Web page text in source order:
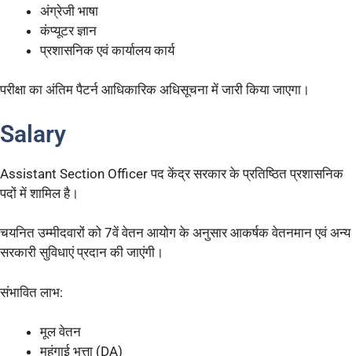
अंग्रेजी भाषा
कंप्यूटर ज्ञान
प्रशासनिक एवं कार्यालय कार्य
परीक्षा का अंतिम पैटर्न आधिकारिक अधिसूचना में जारी किया जाएगा।
Salary
Assistant Section Officer पद केंद्र सरकार के प्रतिष्ठित प्रशासनिक
पदों में शामिल है।
चयनित उम्मीदवारों को 7वें वेतन आयोग के अनुसार आकर्षक वेतनमान एवं अन्य
सरकारी सुविधाएं प्रदान की जाएंगी।
संभावित लाभ:
मूल वेतन
महंगाई भत्ता (DA)